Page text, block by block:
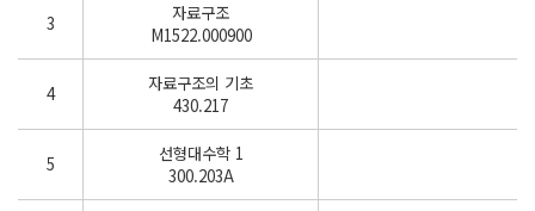
3
자료구조
M1522.000900
4
자료구조의 기초
430.217
5
선형대수학 1
300.203A